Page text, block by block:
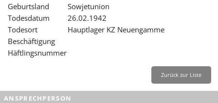
BILDUNG
FORSCHUNG
SERVICE
Leichte Sprache
Geburtsland
Sowjetunion
Todesdatum
26.02.1942
Todesort
Hauptlager KZ Neuengamme
Beschäftigung
Häftlingsnummer
Zurück zur Liste
ANSPRECHPERSON